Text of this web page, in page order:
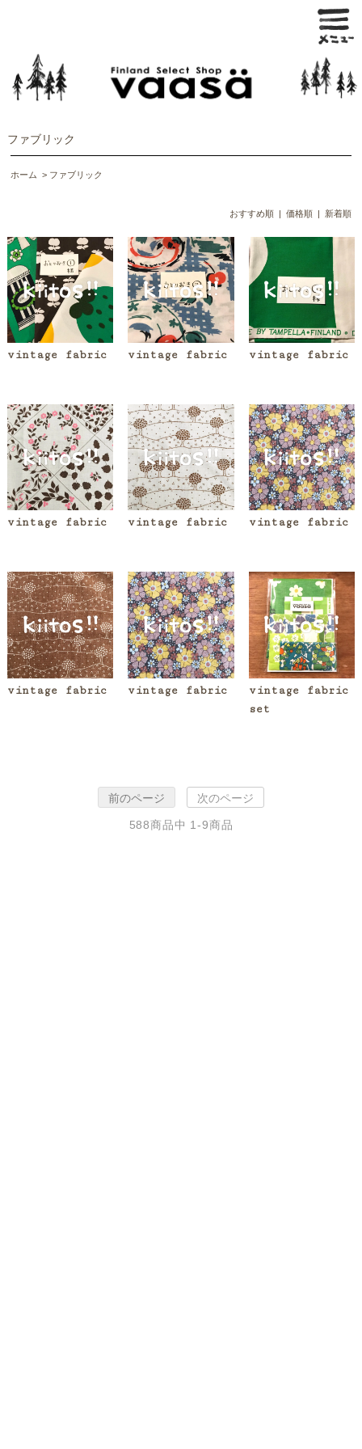
ファブリック
ホーム > ファブリック
おすすめ順| 価格順 | 新着順
vintage fabric vintage fabric vintage fabric
vintage fabric vintage fabric vintage fabric
vintage fabric vintage fabric
vintage fabric
set
前のページ 次のページ
588商品中 1-9商品